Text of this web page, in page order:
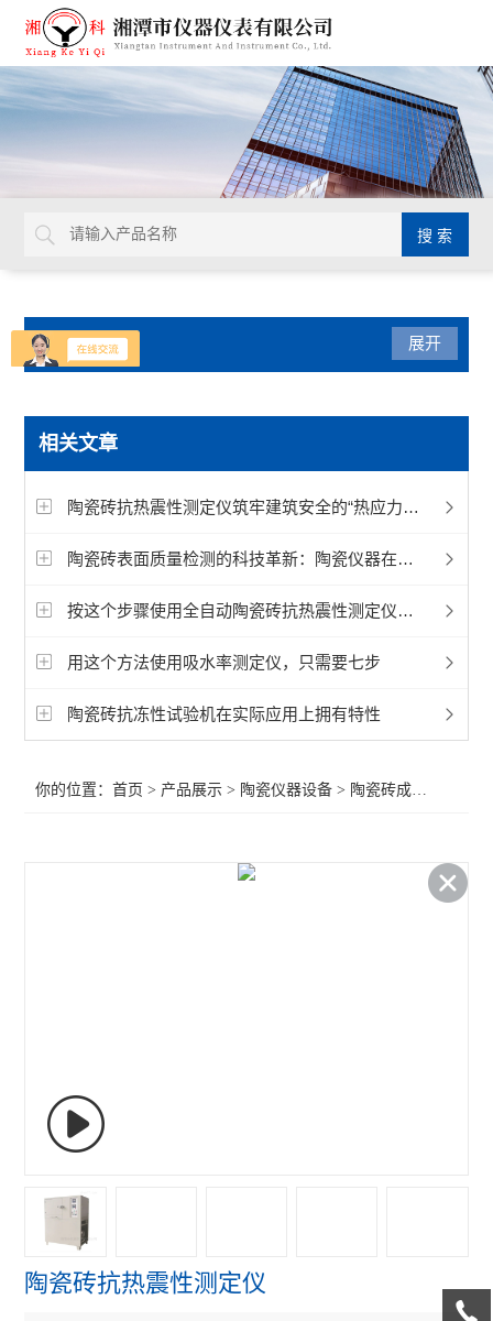
产品分类
快速水分测定仪
磨耗仪
陶瓷砖釉面抗龟裂仪
陶瓷砖成品检测仪
陶瓷硅酸盐制品检测仪
展开
相关文章
陶瓷砖抗热震性测定仪筑牢建筑安全的“热应力防线”
陶瓷砖表面质量检测的科技革新：陶瓷仪器在陶瓷砖生产中的精准护航
按这个步骤使用全自动陶瓷砖抗热震性测定仪，简单易懂！
用这个方法使用吸水率测定仪，只需要七步
陶瓷砖抗冻性试验机在实际应用上拥有特性
你的位置：首页 > 产品展示 > 陶瓷仪器设备 > 陶瓷砖成品检测仪
陶瓷砖抗热震性测定仪